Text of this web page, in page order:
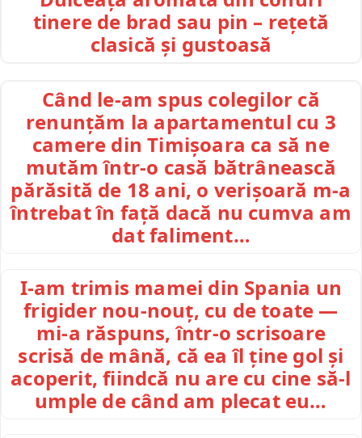
tinere de brad sau pin – rețetă
clasică și gustoasă
Când le-am spus colegilor că
renunțăm la apartamentul cu 3
camere din Timișoara ca să ne
mutăm într-o casă bătrânească
părăsită de 18 ani, o verișoară m-a
întrebat în față dacă nu cumva am
dat faliment…
I-am trimis mamei din Spania un
frigider nou-nouț, cu de toate —
mi-a răspuns, într-o scrisoare
scrisă de mână, că ea îl ține gol și
acoperit, fiindcă nu are cu cine să-l
umple de când am plecat eu…